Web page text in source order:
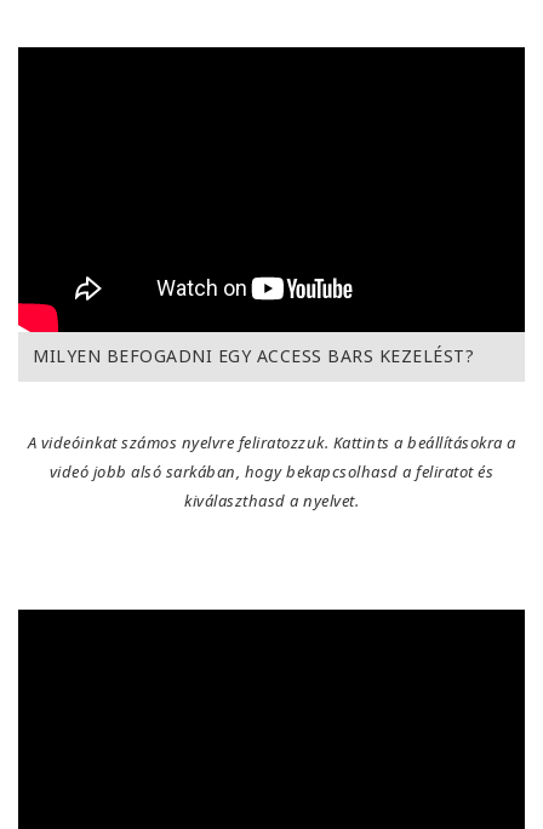
MILYEN BEFOGADNI EGY ACCESS BARS KEZELÉST?
A videóinkat számos nyelvre feliratozzuk. Kattints a beállításokra a
videó jobb alsó sarkában, hogy bekapcsolhasd a feliratot és
kiválaszthasd a nyelvet.